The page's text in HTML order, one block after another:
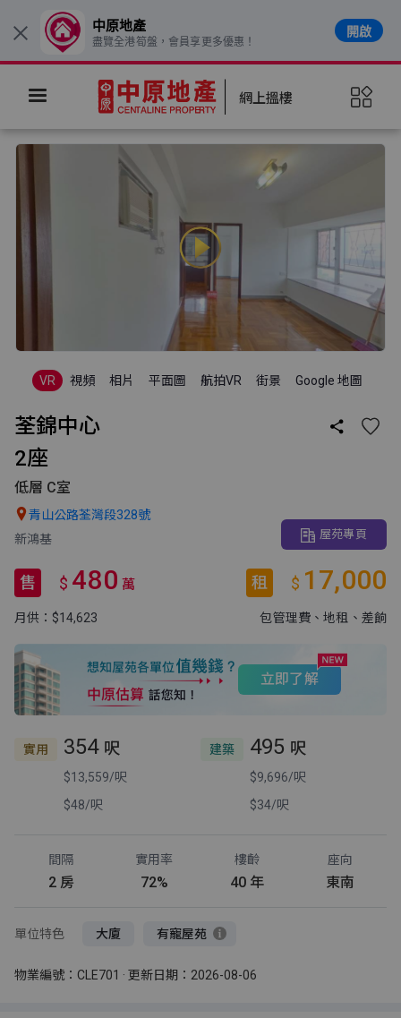
網上搵樓
VR 視頻 相片 平面圖 航拍VR 街景 Google 地圖
荃錦中心 
2座
低層 C室
青山公路荃灣段328號
新鴻基
屋苑專頁
售 $ 480 萬 租 $ 17,000
月供：$14,623 包管理費 、地租 、差餉
立即了解
實用 354 呎
$13,559/呎
$48/呎
建築 495 呎
$9,696/呎
$34/呎
間隔
2 房
實用率
72%
樓齡
40 年
座向
東南
單位特色 大廈 有寵屋苑
物業編號：CLE701 · 更新日期：2026-08-06
× 中原地產
盡覽全港筍盤，會員享更多優惠！
開啟